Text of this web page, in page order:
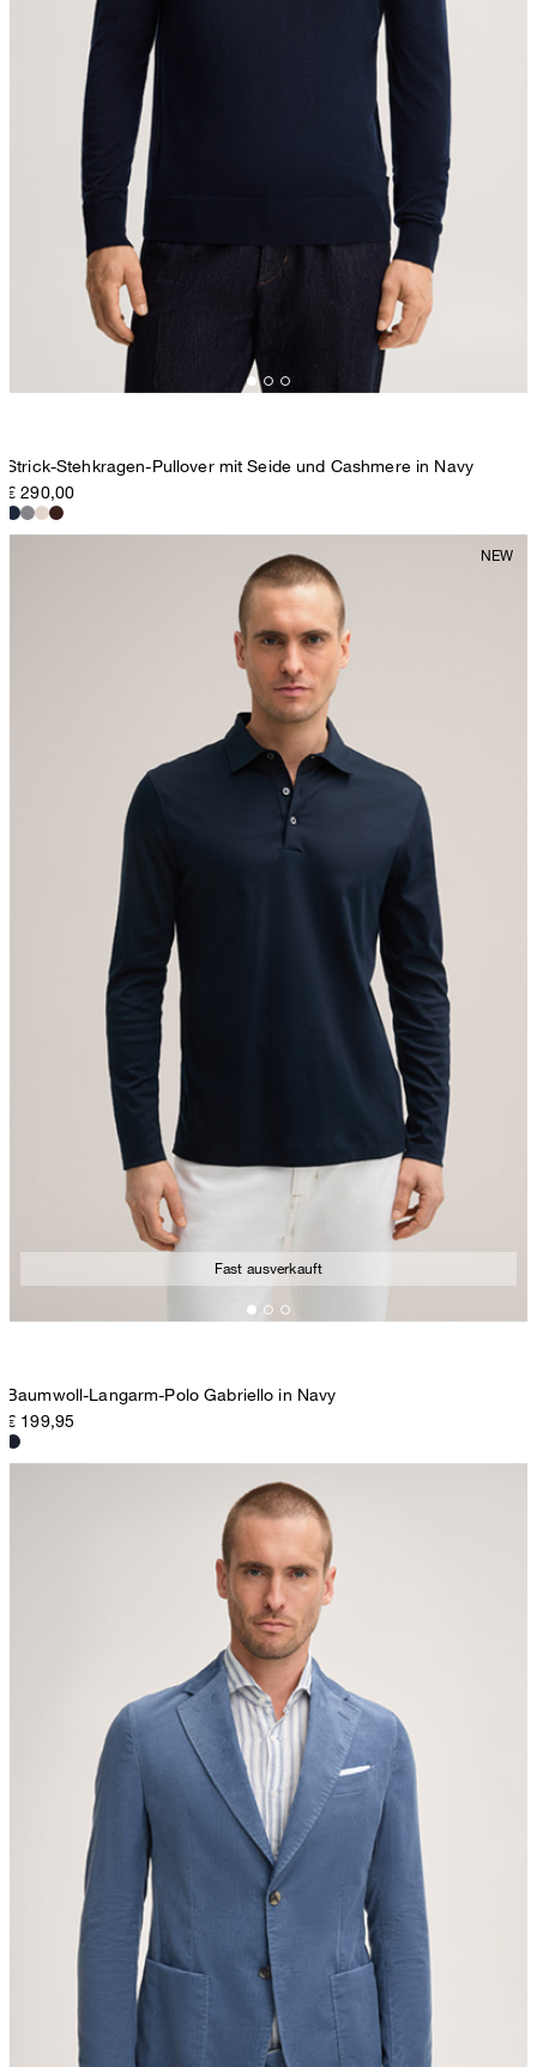
Strick-Stehkragen-Pullover mit Seide und Cashmere in Navy
€ 290,00
Fast ausverkauft
Baumwoll-Langarm-Polo Gabriello in Navy
€ 199,95